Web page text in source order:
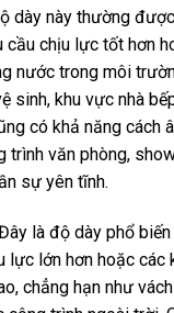
dày này thường
cầu chịu lực tốt hơn
nước trong môi
sinh, khu vực nhà
có khả năng cách
trình văn phòng,
sự yên tĩnh.
là độ dày phổ
lực lớn hơn hoặc các
chẳng hạn như